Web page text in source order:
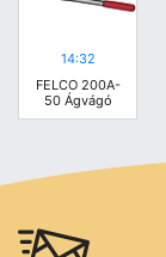
14:32
FELCO 200A-
50 Ágvágó